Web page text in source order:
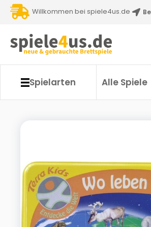
Willkommen bei spiele4us.de
Spielarten Alle Spiele